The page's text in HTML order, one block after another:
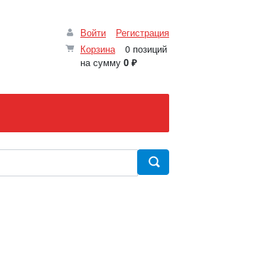
Войти
Регистрация
Корзина
0 позиций
на сумму 0 ₽